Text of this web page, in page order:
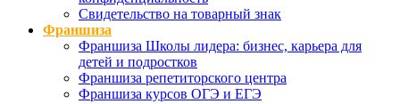
Свидетельство на товарный знак
Франшиза
Франшиза Школы лидера: бизнес, карьера для
детей и подростков
Франшиза репетиторского центра
Франшиза курсов ОГЭ и ЕГЭ